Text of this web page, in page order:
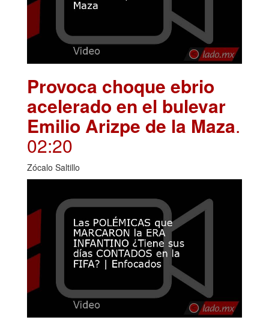
Provoca choque ebrio
acelerado en el bulevar
Emilio Arizpe de la Maza.
02:20
Zócalo Saltillo